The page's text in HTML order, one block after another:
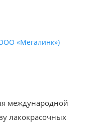
«Мегалинк»)
международной
лакокрасочных